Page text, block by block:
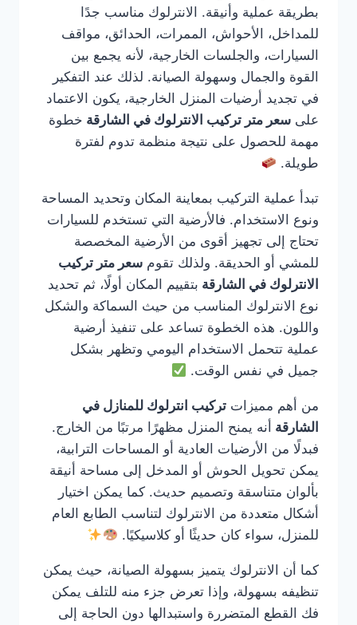
بطريقة عملية وأنيقة. الانترلوك مناسب جدًا
للمداخل، الأحواش، الممرات، الحدائق، مواقف
السيارات، والجلسات الخارجية، لأنه يجمع بين
القوة والجمال وسهولة الصيانة. لذلك عند التفكير
في تجديد أرضيات المنزل الخارجية، يكون الاعتماد
على سعر متر تركيب الانترلوك في الشارقة خطوة
مهمة للحصول على نتيجة منظمة تدوم لفترة
طويلة.
تبدأ عملية التركيب بمعاينة المكان وتحديد المساحة
ونوع الاستخدام. فالأرضية التي تستخدم للسيارات
تحتاج إلى تجهيز أقوى من الأرضية المخصصة
للمشي أو الحديقة. ولذلك تقوم سعر متر تركيب
الانترلوك في الشارقة بتقييم المكان أولًا، ثم تحديد
نوع الانترلوك المناسب من حيث السماكة والشكل
واللون. هذه الخطوة تساعد على تنفيذ أرضية
عملية تتحمل الاستخدام اليومي وتظهر بشكل
جميل في نفس الوقت.
من أهم مميزات تركيب انترلوك للمنازل في
الشارقة أنه يمنح المنزل مظهرًا مرتبًا من الخارج.
فبدلًا من الأرضيات العادية أو المساحات الترابية،
يمكن تحويل الحوش أو المدخل إلى مساحة أنيقة
بألوان متناسقة وتصميم حديث. كما يمكن اختيار
أشكال متعددة من الانترلوك لتناسب الطابع العام
للمنزل، سواء كان حديثًا أو كلاسيكيًا.
كما أن الانترلوك يتميز بسهولة الصيانة، حيث يمكن
تنظيفه بسهولة، وإذا تعرض جزء منه للتلف يمكن
فك القطع المتضررة واستبدالها دون الحاجة إلى